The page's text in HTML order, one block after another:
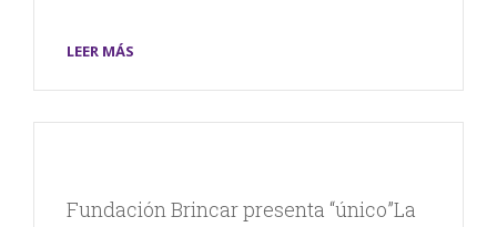
LEER MÁS
Fundación Brincar presenta “único”La